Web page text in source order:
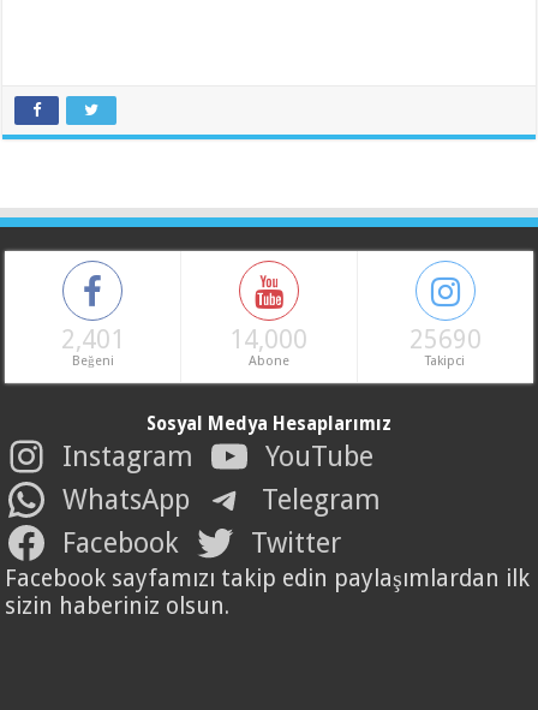
2,401
Beğeni
14,000
Abone
25690
Takipci
Sosyal Medya Hesaplarımız
Instagram
YouTube
WhatsApp
Telegram
Facebook
Twitter
Facebook sayfamızı takip edin paylaşımlardan ilk
sizin haberiniz olsun.